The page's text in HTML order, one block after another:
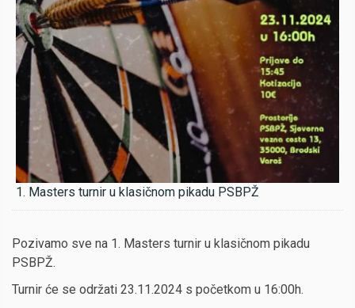
1. Masters turnir u klasičnom pikadu PSBPŽ
Pozivamo sve na 1. Masters turnir u klasičnom pikadu
PSBPŽ.
Turnir će se održati 23.11.2024 s početkom u 16:00h.